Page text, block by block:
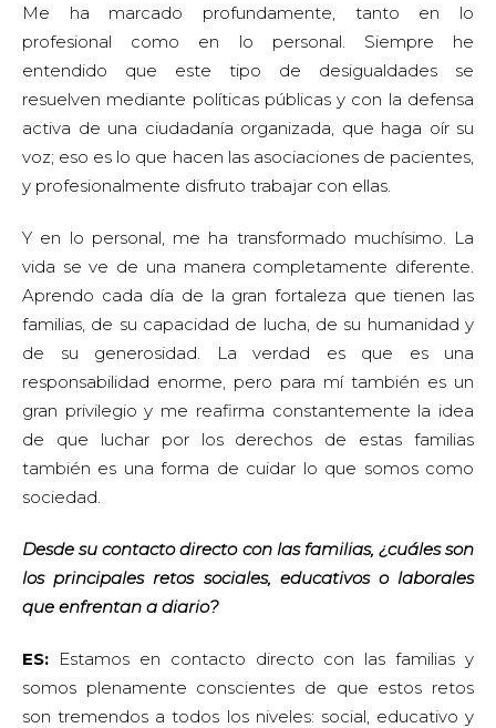
Me ha marcado profundamente, tanto en lo
profesional como en lo personal. Siempre he
entendido que este tipo de desigualdades se
resuelven mediante políticas públicas y con la defensa
activa de una ciudadanía organizada, que haga oír su
voz; eso es lo que hacen las asociaciones de pacientes,
y profesionalmente disfruto trabajar con ellas.
Y en lo personal, me ha transformado muchísimo. La
vida se ve de una manera completamente diferente.
Aprendo cada día de la gran fortaleza que tienen las
familias, de su capacidad de lucha, de su humanidad y
de su generosidad. La verdad es que es una
responsabilidad enorme, pero para mí también es un
gran privilegio y me reafirma constantemente la idea
de que luchar por los derechos de estas familias
también es una forma de cuidar lo que somos como
sociedad.
Desde su contacto directo con las familias, ¿cuáles son
los principales retos sociales, educativos o laborales
que enfrentan a diario?
ES: Estamos en contacto directo con las familias y
somos plenamente conscientes de que estos retos
son tremendos a todos los niveles: social, educativo y